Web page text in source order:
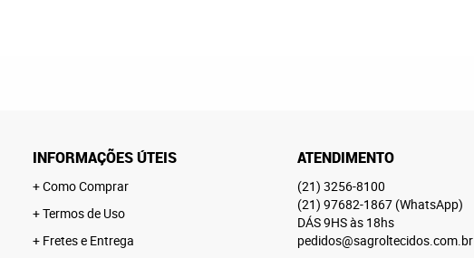
INFORMAÇÕES ÚTEIS
Como Comprar
Termos de Uso
Fretes e Entrega
ATENDIMENTO
(21) 3256-8100
(21) 97682-1867 (WhatsApp)
DÁS 9HS às 18hs
pedidos@sagroltecidos.com.br